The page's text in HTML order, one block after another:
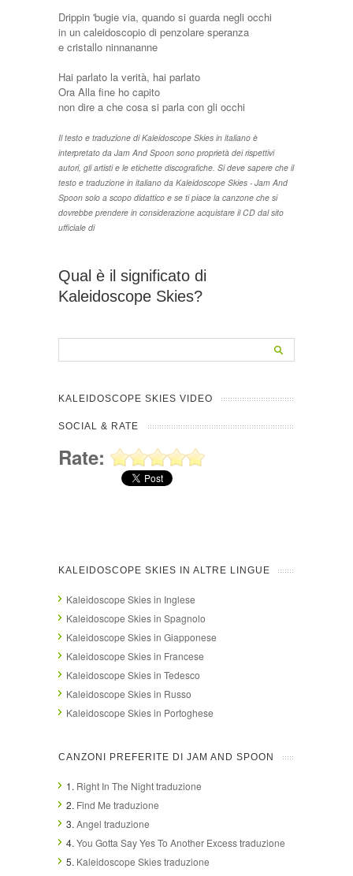
Drippin 'bugie via, quando si guarda negli occhi
in un caleidoscopio di penzolare speranza
e cristallo ninnananne
Hai parlato la verità, hai parlato
Ora Alla fine ho capito
non dire a che cosa si parla con gli occhi
Il testo e traduzione di Kaleidoscope Skies in italiano è
interpretato da Jam And Spoon sono proprietà dei rispettivi
autori, gli artisti e le etichette discografiche. Si deve sapere che il
testo e traduzione in italiano da Kaleidoscope Skies - Jam And
Spoon solo a scopo didattico e se ti piace la canzone che si
dovrebbe prendere in considerazione acquistare il CD dal sito
ufficiale di
Qual è il significato di
Kaleidoscope Skies?
KALEIDOSCOPE SKIES VIDEO
SOCIAL & RATE
Rate:
KALEIDOSCOPE SKIES IN ALTRE LINGUE
Kaleidoscope Skies in Inglese
Kaleidoscope Skies in Spagnolo
Kaleidoscope Skies in Giapponese
Kaleidoscope Skies in Francese
Kaleidoscope Skies in Tedesco
Kaleidoscope Skies in Russo
Kaleidoscope Skies in Portoghese
CANZONI PREFERITE DI JAM AND SPOON
1. Right In The Night traduzione
2. Find Me traduzione
3. Angel traduzione
4. You Gotta Say Yes To Another Excess traduzione
5. Kaleidoscope Skies traduzione